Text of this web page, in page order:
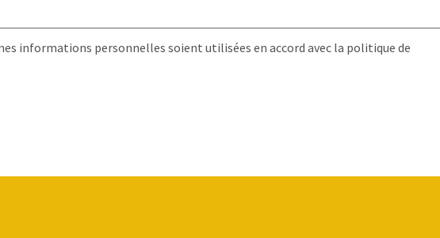
informations personnelles soient utilisées en accord avec la politique de